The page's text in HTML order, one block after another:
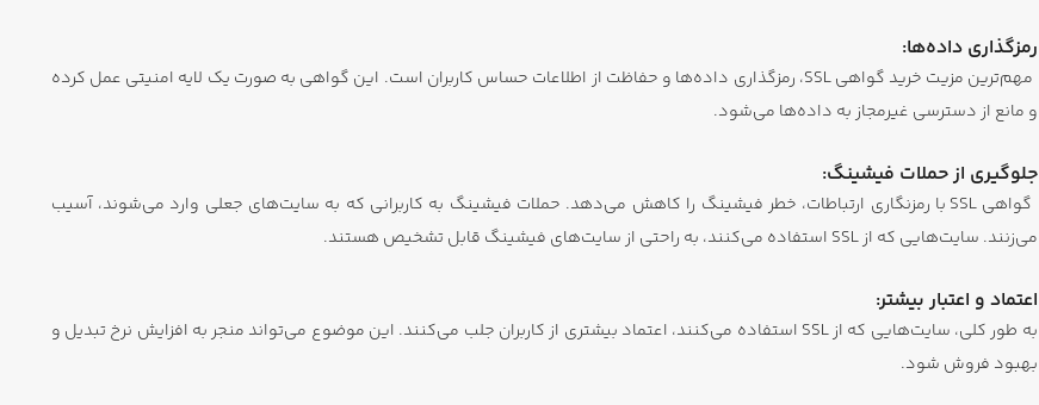
رمزگذاری داده‌ها:
مهم‌ترین مزیت خرید گواهی SSL، رمزگذاری داده‌ها و حفاظت از اطلاعات حساس کاربران است. این گواهی به صورت یک لایه امنیتی عمل کرده
و مانع از دسترسی غیرمجاز به داده‌ها می‌شود.
جلوگیری از حملات فیشینگ:
گواهی SSL با رمزنگاری ارتباطات، خطر فیشینگ را کاهش می‌دهد. حملات فیشینگ به کاربرانی که به سایت‌های جعلی وارد می‌شوند، آسیب
می‌زنند. سایت‌هایی که از SSL استفاده می‌کنند، به راحتی از سایت‌های فیشینگ قابل تشخیص هستند.
اعتماد و اعتبار بیشتر:
به طور کلی، سایت‌هایی که از SSL استفاده می‌کنند، اعتماد بیشتری از کاربران جلب می‌کنند. این موضوع می‌تواند منجر به افزایش نرخ تبدیل و
بهبود فروش شود.